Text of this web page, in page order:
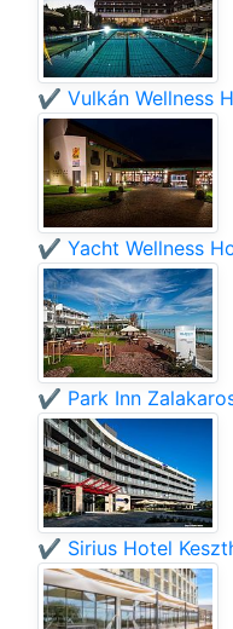
✔️ Vulkán Wellness
✔️ Yacht Wellness
✔️ Park Inn
✔️ Sirius Hotel